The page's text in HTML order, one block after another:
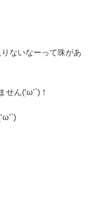
ないなーって珠があ
ん(‘ω’`)！